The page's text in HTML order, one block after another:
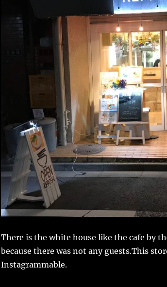
There is the white house like the cafe by
because there was not any guests.This
Instagrammable.